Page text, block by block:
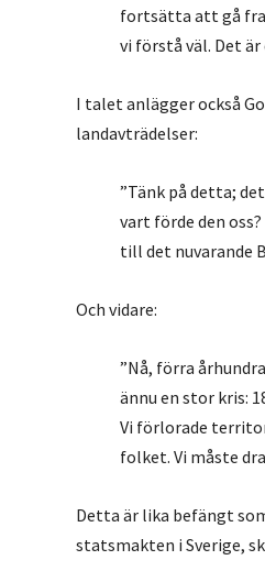
fortsätta att gå
vi förstå väl. Det
I talet anlägger också
landavträdelser:
”Tänk på detta;
vart förde den
till det nuvarande
Och vidare:
”Nå, förra
ännu en stor kris:
Vi förlorade
folket. Vi måste
Detta är lika befängt
statsmakten i Sverige,